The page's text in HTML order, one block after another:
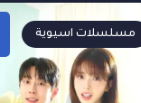
مسلسلات اسيوية